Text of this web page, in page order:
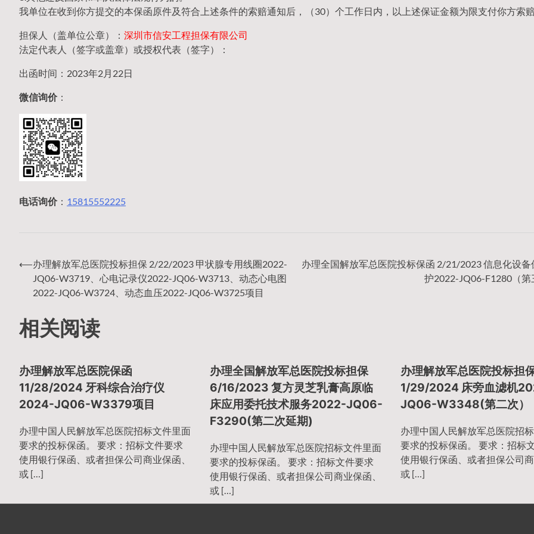
我单位在收到你方提交的本保函原件及符合上述条件的索赔通知后，（30）个工作日内，以上述保证金额为限支付你方索赔
担保人（盖单位公章）： 深圳市信安工程担保有限公司
法定代表人（签字或盖章）或授权代表（签字）：
出函时间：2023年2月22日
微信询价：
电话询价： 15815552225
文
章
导
航
⟵办理解放军总医院投标担保 2/22/2023 甲状腺专用线圈2022-
JQ06-W3719、心电记录仪2022-JQ06-W3713、动态心电图
2022-JQ06-W3724、动态血压2022-JQ06-W3725项目
办理全国解放军总医院投标保函 2/21/2023 信息化设备
护2022-JQ06-F1280（第
相关阅读
办理解放军总医院保函
11/28/2024 牙科综合治疗仪
2024-JQ06-W3379项目
办理中国人民解放军总医院招标文件里面
要求的投标保函。 要求：招标文件要求
使用银行保函、或者担保公司商业保函、
或 […]
办理全国解放军总医院投标担保
6/16/2023 复方灵芝乳膏高原临
床应用委托技术服务2022-JQ06-
F3290(第二次延期)
办理中国人民解放军总医院招标文件里面
要求的投标保函。 要求：招标文件要求
使用银行保函、或者担保公司商业保函、
或 […]
办理解放军总医院投标担
1/29/2024 床旁血滤机
JQ06-W3348(第二次）
办理中国人民解放军总医院招
要求的投标保函。 要求：招标
使用银行保函、或者担保公司商
或 […]